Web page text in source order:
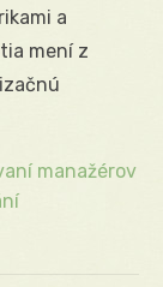
a
mení z
manažérov